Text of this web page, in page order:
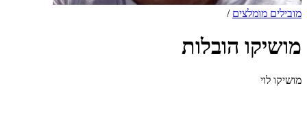
מובילים מומלצים /
מושיקו הובלות
מושיקו לוי